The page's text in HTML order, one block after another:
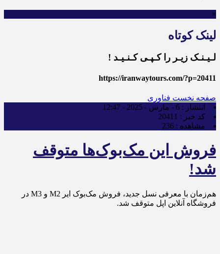
×
لینک کوتاه
لـیـنـک زیـر را کـپـی کـنـیـد !
https://iranwaytours.com/?p=20411
صفحه نخست فناوری
انتشار : 6 - مارس - 2025 - 12:47
کد خبر : 20411
مشاهده : 236
فروش این مک‌بوک‌ها متوقف
شد!
هم‌زمان با معرفی نسل جدید، فروش مک‌بوک ایر M2 و M3 در
فروشگاه آنلاین اپل متوقف شد.